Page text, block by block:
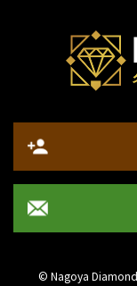
© Nagoya Diamond